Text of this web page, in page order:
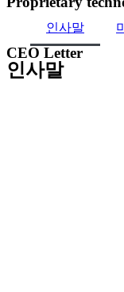
인사말
CEO Letter
인사말